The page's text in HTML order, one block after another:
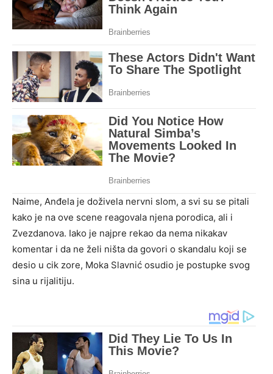
Naime, Anđela je doživela nervni slom, a svi su se pitali
kako je na ove scene reagovala njena porodica, ali i
Zvezdanova. Iako je najpre rekao da nema nikakav
komentar i da ne želi ništa da govori o skandalu koji se
desio u cik zore, Moka Slavnić osudio je postupke svog
sina u rijalitiju.